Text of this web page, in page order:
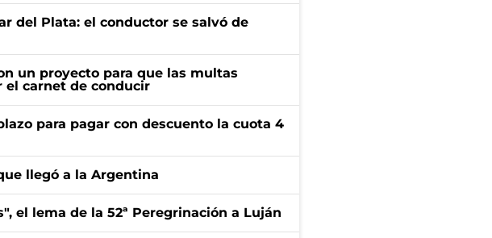
del Plata: el conductor se salvó de
un proyecto para que las multas
el carnet de conducir
para pagar con descuento la cuota 4
llegó a la Argentina
el lema de la 52ª Peregrinación a Luján